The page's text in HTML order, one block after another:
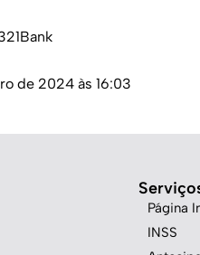
de 2024 às 16:03
Página
INSS